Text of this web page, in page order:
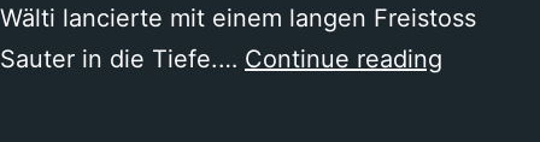
Wälti lancierte mit einem langen Freistoss
Sauter in die Tiefe.… Continue reading